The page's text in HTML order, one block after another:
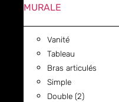
MURALE
Vanité
Tableau
Bras articulés
Simple
Double (2)